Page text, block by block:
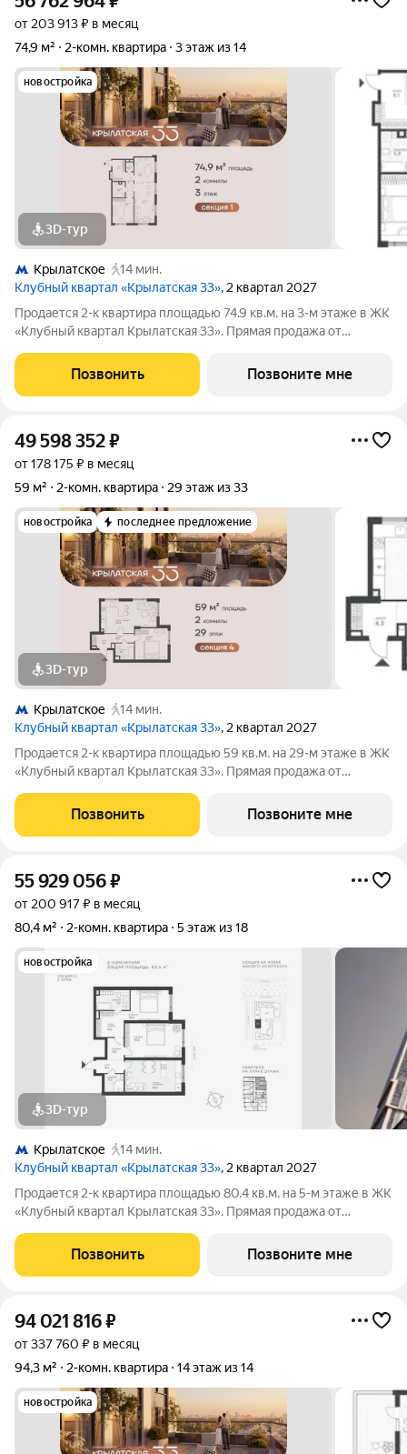
от 203 913 ₽ в месяц
74,9 м²
2-комн. квартира 3 этаж из 14
новостройка
3D-тур
Крылатское
14 мин.
Клубный квартал «Крылатская 33», 2 квартал 2027
Продается 2-к квартира площадью 74.9 кв.м. на 3-м этаже в ЖК
«Клубный квартал Крылатская 33». Прямая продажа от
западе Москвы от специализированного застройщика
«Сияние». Комплекс расположен всего
Позвонить Позвоните мне
49 598 352₽
от 178 175 ₽ в месяц
59 м²
2-комн. квартира 29 этаж из 33
новостройка последнее предложение
3D-тур
Крылатское
14 мин.
Клубный квартал «Крылатская 33», 2 квартал 2027
Продается 2-к квартира площадью 59 кв.м. на 29-м этаже в ЖК
«Клубный квартал Крылатская 33». Прямая продажа от
западе Москвы от специализированного застройщика
«Сияние». Комплекс расположен всего
Позвонить Позвоните мне
55 929 056₽
от 200 917 ₽ в месяц
80,4 м²
2-комн. квартира 5 этаж из 18
новостройка
3D-тур
Крылатское
14 мин.
Клубный квартал «Крылатская 33», 2 квартал 2027
Продается 2-к квартира площадью 80.4 кв.м. на 5-м этаже в ЖК
«Клубный квартал Крылатская 33». Прямая продажа от
западе Москвы от специализированного застройщика
«Сияние». Комплекс расположен всего
Позвонить Позвоните мне
94 021 816₽
от 337 760 ₽ в месяц
94,3 м²
2-комн. квартира 14 этаж из 14
новостройка